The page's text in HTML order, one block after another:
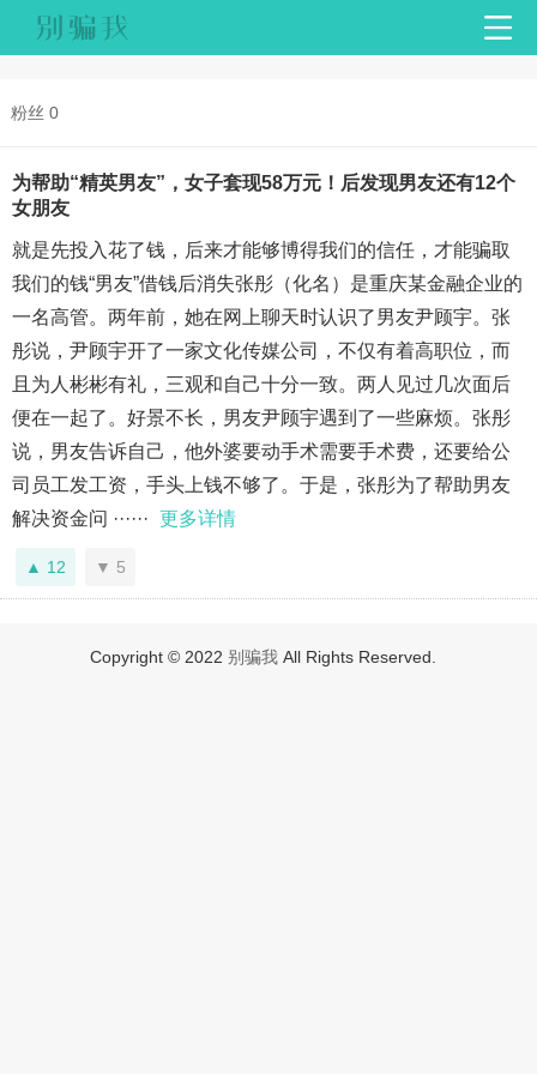
粉丝 0
为帮助“精英男友”，女子套现58万元！后发现男友还有12个
女朋友
就是先投入花了钱，后来才能够博得我们的信任，才能骗取
我们的钱“男友”借钱后消失张彤（化名）是重庆某金融企业的
一名高管。两年前，她在网上聊天时认识了男友尹顾宇。张
彤说，尹顾宇开了一家文化传媒公司，不仅有着高职位，而
且为人彬彬有礼，三观和自己十分一致。两人见过几次面后
便在一起了。好景不长，男友尹顾宇遇到了一些麻烦。张彤
说，男友告诉自己，他外婆要动手术需要手术费，还要给公
司员工发工资，手头上钱不够了。于是，张彤为了帮助男友
解决资金问 ······ 更多详情
12 5
Copyright © 2022 别骗我All Rights Reserved.